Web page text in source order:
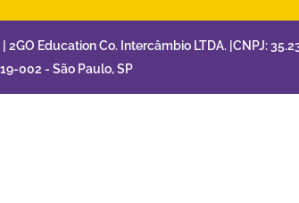
Education Co. Intercâmbio LTDA. |CNPJ:
002 - São Paulo, SP